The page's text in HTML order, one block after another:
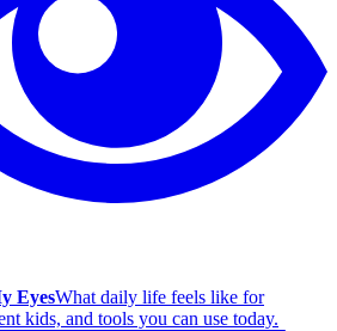
EyesWhat daily life feels like for
kids, and tools you can use today.